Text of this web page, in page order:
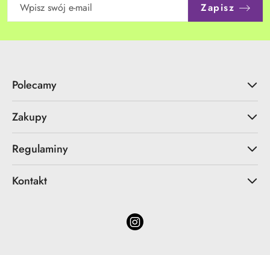
Zapisz
Polecamy
Zakupy
Regulaminy
Kontakt